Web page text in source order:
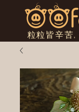
粒粒皆辛苦,